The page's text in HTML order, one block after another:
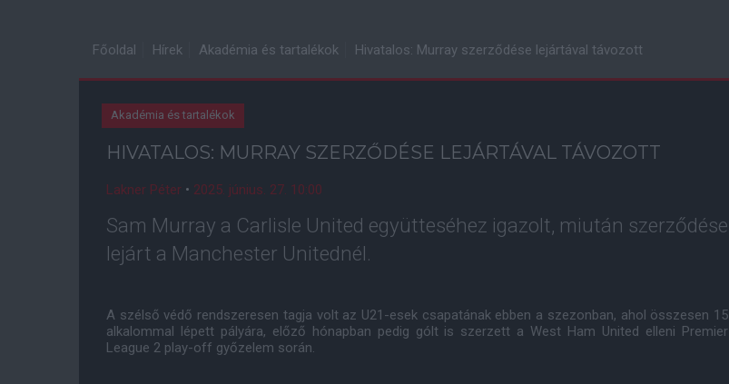
Főoldal Hírek Akadémia és tartalékok Hivatalos: Murray szerződése lejártával távozott
Akadémia és tartalékok
HIVATALOS: MURRAY SZERZŐDÉSE LEJÁRTÁVAL TÁVOZOTT
Lakner Péter • 2025. június. 27. 10:00
Sam Murray a Carlisle United együtteséhez igazolt, miután szerződése
lejárt a Manchester Unitednél.
A szélső védő rendszeresen tagja volt az U21-esek csapatának ebben a szezonban, ahol összesen 15
alkalommal lépett pályára, előző hónapban pedig gólt is szerzett a West Ham United elleni Premier
League 2 play-off győzelem során.